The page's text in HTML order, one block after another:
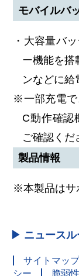
モバイルバ
・大容量バ
ー機能を搭
ンなどに給
※一部充電で
C動作確認
ご確認くだ
製品情報
※本製品はサ
▶ ニュースル
サイトマッ
シー
脆弱